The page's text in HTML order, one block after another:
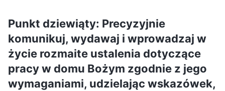
Punkt dziewiąty: Precyzyjnie
komunikuj, wydawaj i wprowadzaj w
życie rozmaite ustalenia dotyczące
pracy w domu Bożym zgodnie z jego
wymaganiami, udzielając wskazówek,